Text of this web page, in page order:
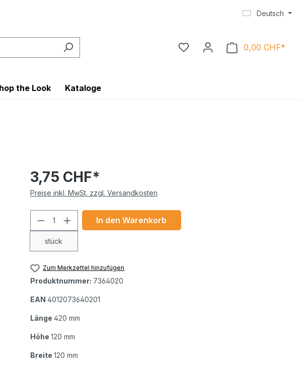
Deutsch
0,00 CHF*
the Look Kataloge
3,75 CHF*
Preise inkl. MwSt. zzgl. Versandkosten
Produkt Anzahl: Gib den gewünschten Wert
stück
In den Warenkorb
Zum Merkzettel hinzufügen
Produktnummer: 7364020
EAN 4012073640201
Länge 420 mm
Höhe 120 mm
Breite 120 mm